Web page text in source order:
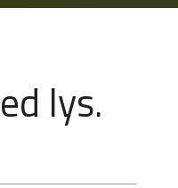
lys.